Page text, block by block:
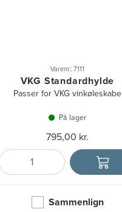
Varenr.: 7111
VKG Standardhylde
Passer for VKG vinkøleskabe
På lager
795,00 kr.
Antal
Vælg enhed
Sammenlign